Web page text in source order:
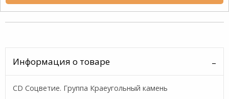
Информация о товаре
CD Соцветие. Группа Краеугольный камень